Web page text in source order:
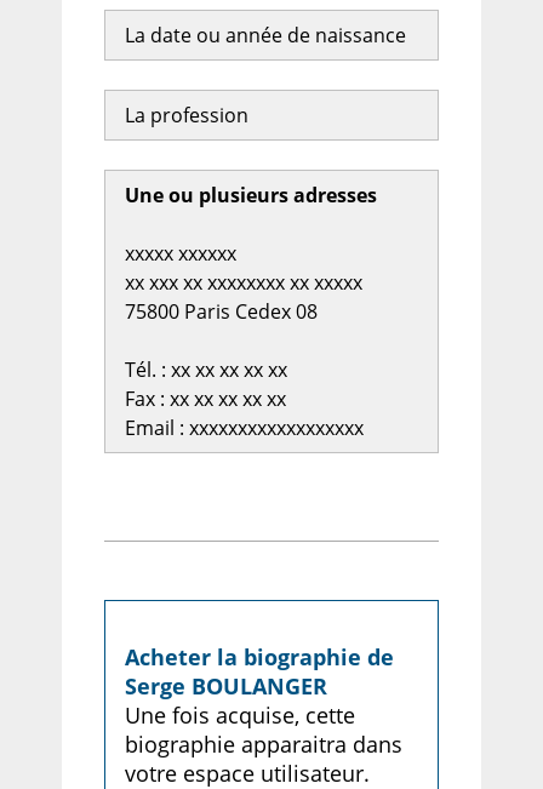
La date ou année de naissance
La profession
Une ou plusieurs adresses
xxxxx xxxxxx
xx xxx xx xxxxxxxx xx xxxxx
75800 Paris Cedex 08
Tél. : xx xx xx xx xx
Fax : xx xx xx xx xx
Email : xxxxxxxxxxxxxxxxxx
Acheter la biographie de
Serge BOULANGER
Une fois acquise, cette
biographie apparaitra dans
votre espace utilisateur.